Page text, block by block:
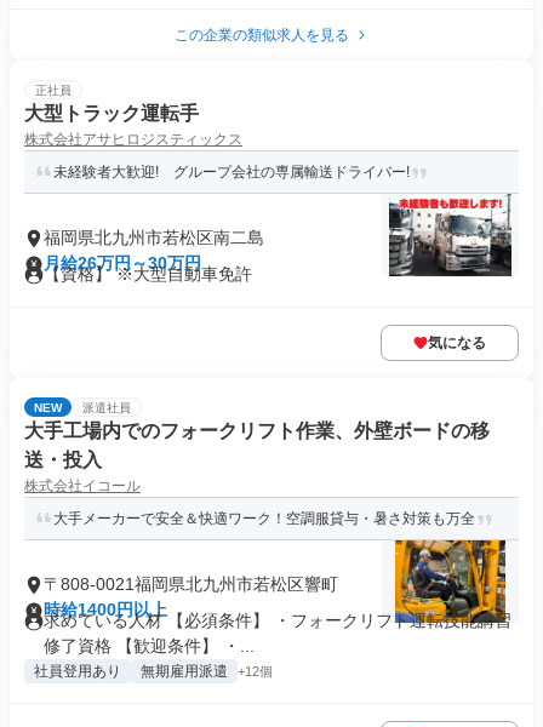
この企業の類似求人を見る
正社員
大型トラック運転手
株式会社アサヒロジスティックス
未経験者大歓迎! グループ会社の専属輸送ドライバー!
福岡県北九州市若松区南二島
月給26万円～30万円
【資格】 ※大型自動車免許
気になる
NEW 派遣社員
大手工場内でのフォークリフト作業、外壁ボードの移
送・投入
株式会社イコール
大手メーカーで安全＆快適ワーク！空調服貸与・暑さ対策も万全
〒808-0021福岡県北九州市若松区響町
時給1400円以上
求めている人材 【必須条件】 ・フォークリフト運転技能講習
修了資格 【歓迎条件】 ・...
社員登用あり 無期雇用派遣 +12個